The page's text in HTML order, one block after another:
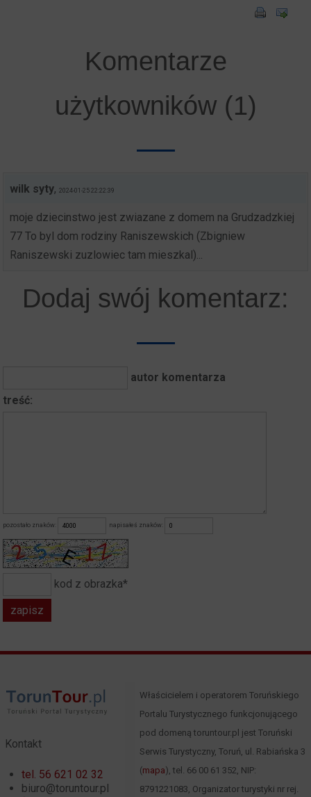
Komentarze
użytkowników (1)
wilk syty,2024-01-25 22:22:39
moje dziecinstwo jest zwiazane z domem na Grudzadzkiej
77 To byl dom rodziny Raniszewskich (Zbigniew
Raniszewski zuzlowiec tam mieszkal)...
Dodaj swój komentarz:
autor komentarza
treść:
pozostało znaków: napisałeś znaków:
kod z obrazka*
Kontakt
tel. 56 621 02 32
biuro@toruntour.pl
Właścicielem i operatorem Toruńskiego
Portalu Turystycznego funkcjonującego
pod domeną toruntour.pl jest Toruński
Serwis Turystyczny, Toruń, ul. Rabiańska 3
(mapa), tel. 66 00 61 352, NIP:
8791221083, Organizator turystyki nr rej.